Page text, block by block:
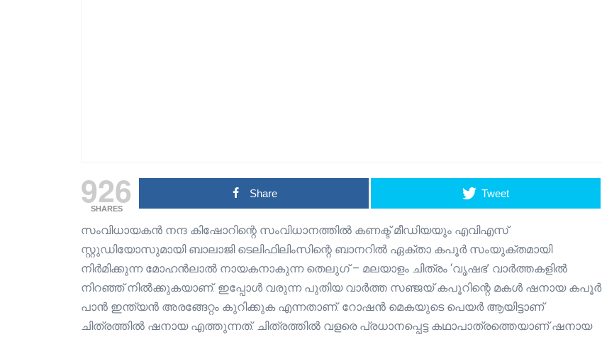
926
SHARES
Share Tweet
സംവിധായകൻ നന്ദ കിഷോറിന്റെ സംവിധാനത്തിൽ കണക്ട് മീഡിയയും എവിഎസ്
സ്റ്റുഡിയോസുമായി ബാലാജി ടെലിഫിലിംസിന്റെ ബാനറിൽ ഏക്താ കപൂർ സംയുക്തമായി
നിർമിക്കുന്ന മോഹൻലാൽ നായകനാകുന്ന തെലുഗ് – മലയാളം ചിത്രം ‘വൃഷഭ’ വാർത്തകളിൽ
നിറഞ്ഞ് നിൽക്കുകയാണ്. ഇപ്പോൾ വരുന്ന പുതിയ വാർത്ത സഞ്ജയ് കപൂറിന്റെ മകൾ ഷനായ കപൂർ
പാൻ ഇന്ത്യൻ അരങ്ങേറ്റം കുറിക്കുക എന്നതാണ്. റോഷൻ മെകയുടെ പെയർ ആയിട്ടാണ്
ചിത്രത്തിൽ ഷനായ എത്തുന്നത്. ചിത്രത്തിൽ വളരെ പ്രധാനപ്പെട്ട കഥാപാത്രത്തെയാണ് ഷനായ